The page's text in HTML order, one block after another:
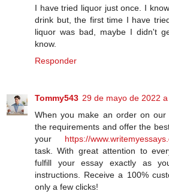
I have tried liquor just once. I
drink but, the first time I have
liquor was bad, maybe I didn't
know.
Responder
Tommy543 29 de mayo de 2022
When you make an order on our
the requirements and offer the
your https://
task. With great attention to
fulfill your essay exactly as
instructions. Receive a 100%
only a few clicks!